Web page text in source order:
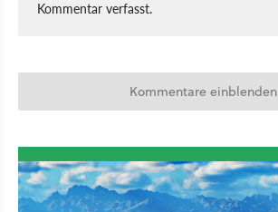
Kommentar verfasst.
Kommentare einblenden